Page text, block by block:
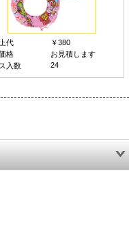
代
￥380
格
お見積します
入数
24